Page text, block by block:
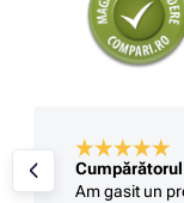
Am gasit un